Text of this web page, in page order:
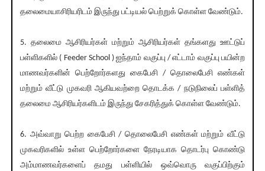
தலைமையாசிரியரிடம் இருந்து பட்டியல் பெற்றுக் கொள்ள வேண்டும்.
5. தலைமை ஆசிரியர்கள் மற்றும் ஆசிரியர்கள் தங்களது ஊட்டுப்
பள்ளிகளில் ( Feeder School ) ஐந்தாம் வகுப்பு / எட்டாம் வகுப்பு பயின்ற
மாணவர்களின் பெற்றோர்களது கைபேசி / தொலைபேசி எண்கள்
மற்றும் வீட்டு முகவரி ஆகியவற்றை தொடக்க / நடுநிலைப் பள்ளித்
தலைமை ஆசிரியர்களிடம் இருந்து சேகரித்துக் கொள்ள வேண்டும்.
6. அவ்வாறு பெற்ற கைபேசி / தொலைபேசி எண்கள் மற்றும் வீட்டு
முகவரிகளில் உள்ள பெற்றோர்களை நேரடியாக தொடர்பு கொண்டு
அம்மாணவர்களைப் தமது பள்ளியில் ஒவ்வொரு வகுப்பிற்கும்